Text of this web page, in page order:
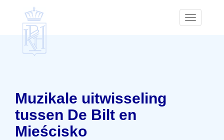
Toggle
Muzikale uitwisseling
tussen De Bilt en
Mieścisko